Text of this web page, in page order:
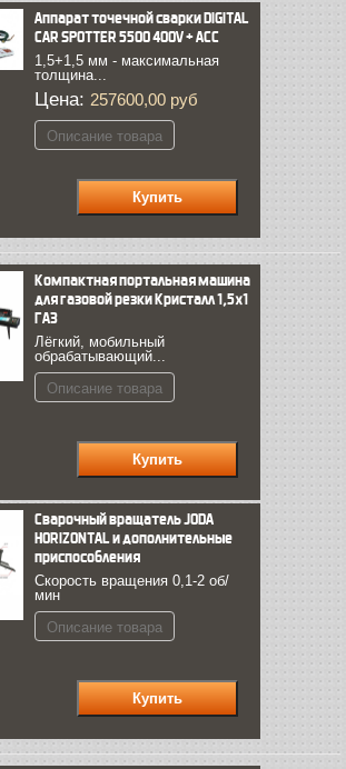
Аппарат точечной сварки DIGITAL
CAR SPOTTER 5500 400V + ACC
1,5+1,5 мм - максимальная
толщина...
Цена: 257600,00 руб
Описание товара
Компактная портальная машина
для газовой резки Кристалл 1,5х1
ГАЗ
Лёгкий, мобильный
обрабатывающий...
Описание товара
Сварочный вращатель JODA
HORIZONTAL и дополнительные
приспособления
Скорость вращения 0,1-2 об/
мин
Описание товара